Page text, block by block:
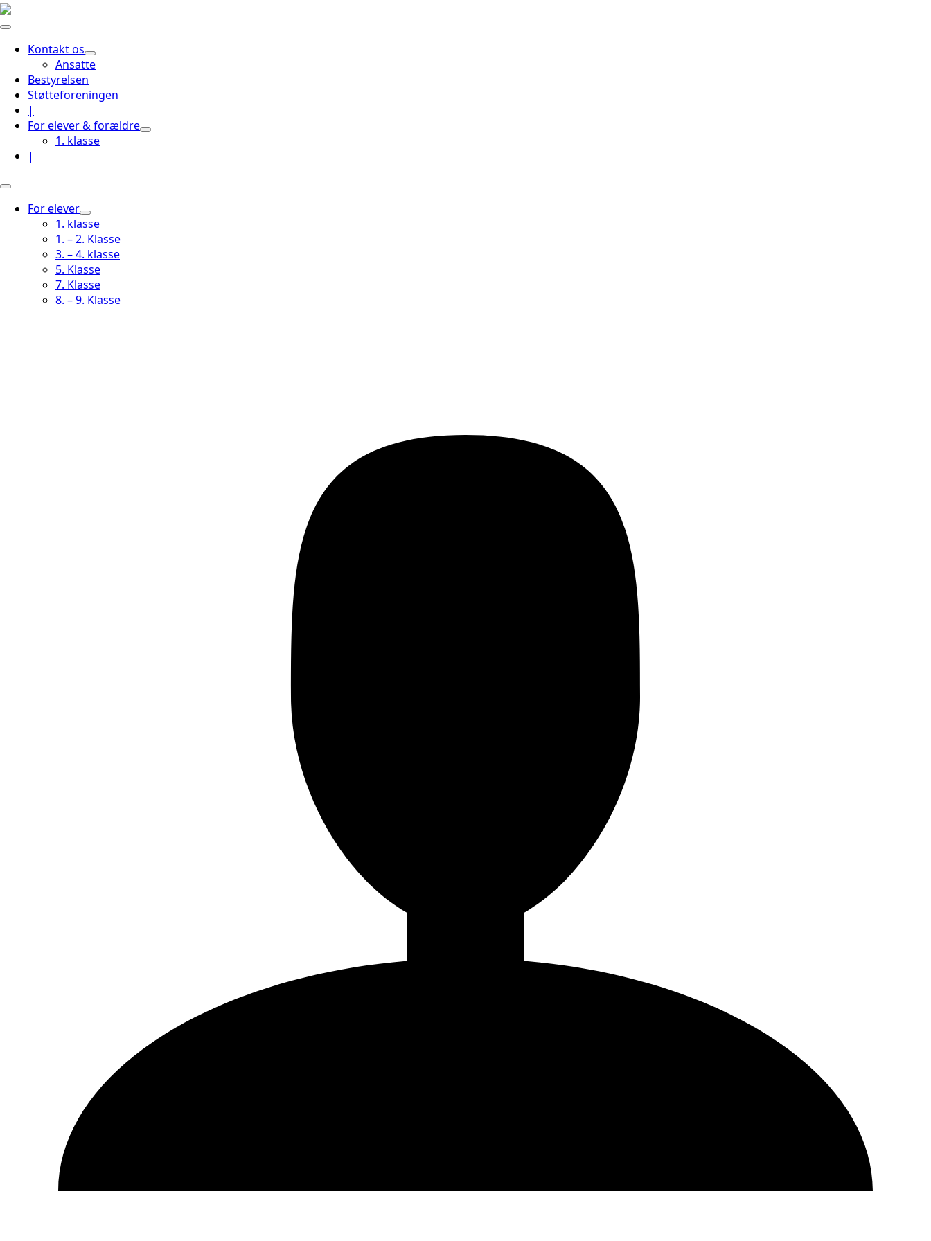
Kontakt os
Ansatte
Bestyrelsen
Støtteforeningen
|
For elever & forældre
1. klasse
|
For elever
1. klasse
1. – 2. Klasse
3. – 4. klasse
5. Klasse
7. Klasse
8. – 9. Klasse